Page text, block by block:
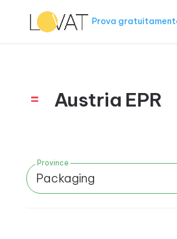
Prova
Austria EPR
Province
Packaging